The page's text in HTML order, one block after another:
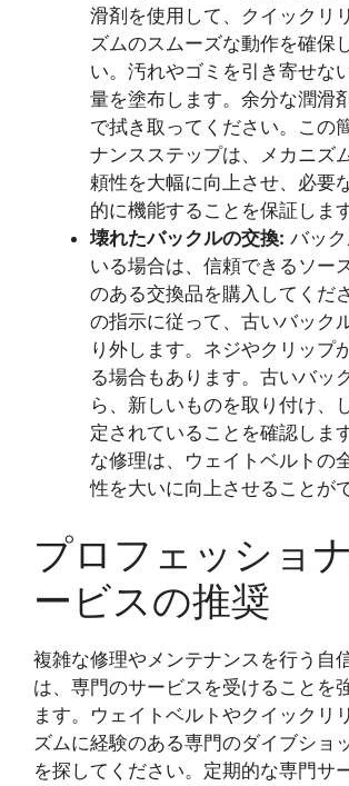
滑剤を使用して、クイックリ
ズムのスムーズな動作を確保
い。汚れやゴミを引き寄せな
量を塗布します。余分な潤滑
で拭き取ってください。この
ナンスステップは、メカニズ
頼性を大幅に向上させ、必要
的に機能することを保証します
壊れたバックルの交換: バッ
いる場合は、信頼できるソー
のある交換品を購入してくだ
の指示に従って、古いバック
り外します。ネジやクリップ
る場合もあります。古いバッ
ら、新しいものを取り付け、
定されていることを確認しま
な修理は、ウェイトベルトの
性を大いに向上させることが
プロフェッショ
ービスの推奨
複雑な修理やメンテナンスを行う自
は、専門のサービスを受けることを
ます。ウェイトベルトやクイックリ
ズムに経験のある専門のダイブショ
を探してください。定期的な専門サ